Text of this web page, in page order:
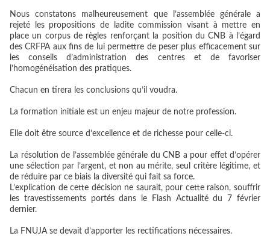
Nous constatons malheureusement que l’assemblée générale a
rejeté les propositions de ladite commission visant à mettre en
place un corpus de règles renforçant la position du CNB à l’égard
des CRFPA aux fins de lui permettre de peser plus efficacement sur
les conseils d’administration des centres et de favoriser
l’homogénéisation des pratiques.
Chacun en tirera les conclusions qu’il voudra.
La formation initiale est un enjeu majeur de notre profession.
Elle doit être source d’excellence et de richesse pour celle-ci.
La résolution de l’assemblée générale du CNB a pour effet d’opérer
une sélection par l’argent, et non au mérite, seul critère légitime, et
de réduire par ce biais la diversité qui fait sa force.
L’explication de cette décision ne saurait, pour cette raison, souffrir
les travestissements portés dans le Flash Actualité du 7 février
dernier.
La FNUJA se devait d’apporter les rectifications nécessaires.